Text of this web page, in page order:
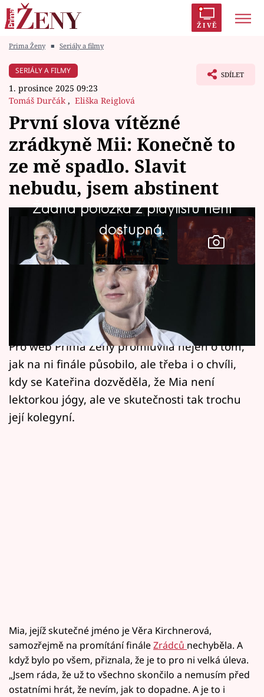
ŽIVĚ
Módní alarm
Témata
Celebrity
Vztahy
Seriály
Horoskopy
Sledujte prima+
Filmový festival Karlovy Vary
Pořady
Mámy sobě
Přihlášení
Prima Ženy ■ Seriály a filmy
SERIÁLY A FILMY
1. prosince 2025 09:23
Tomáš Durčák , Eliška Reiglová
SDÍLET
První slova vítězné
zrádkyně Mii: Konečně to
ze mě spadlo. Slavit
nebudu, jsem abstinent
Žádná položka z playlistu není
dostupná.
Na hradě Křivoklát je dobojováno. Druhou
řadu detektivní hry Zrádci ovládla zrádkyně
Mia, která tak napodobila Nicole z první řady.
Pro web Prima Ženy promluvila nejen o tom,
jak na ni finále působilo, ale třeba i o chvíli,
kdy se Kateřina dozvěděla, že Mia není
lektorkou jógy, ale ve skutečnosti tak trochu
její kolegyní.
Mia, jejíž skutečné jméno je Věra Kirchnerová,
samozřejmě na promítání fináleZrádců nechyběla. A
když bylo po všem, přiznala, že je to pro ni velká úleva.
„Jsem ráda, že už to všechno skončilo a nemusím před
ostatními hrát, že nevím, jak to dopadne. A je to i